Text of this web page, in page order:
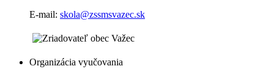
E-mail: skola@zssmsvazec.sk
Organizácia vyučovania